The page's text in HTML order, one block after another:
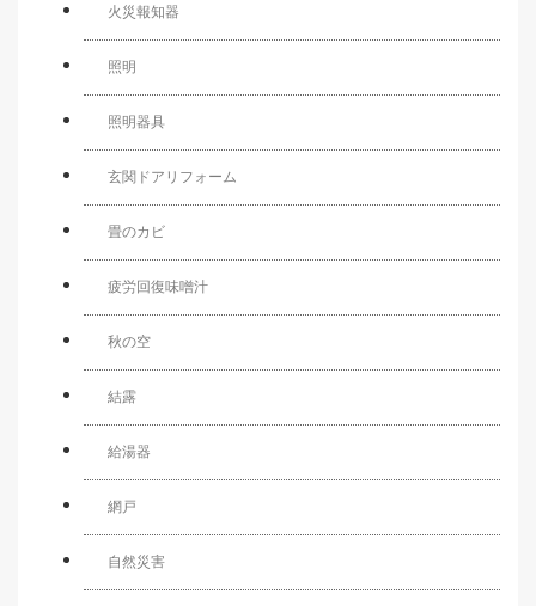
火災報知器
照明
照明器具
玄関ドアリフォーム
畳のカビ
疲労回復味噌汁
秋の空
結露
給湯器
網戸
自然災害